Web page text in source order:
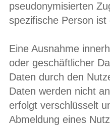
pseudonymisierten
spezifische Person
Eine Ausnahme
oder geschäftlicher
Daten durch den
Daten werden nicht
erfolgt verschlüsselt
Abmeldung eines